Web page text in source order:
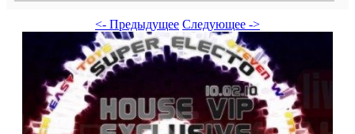
<- Предыдущее Следующее ->